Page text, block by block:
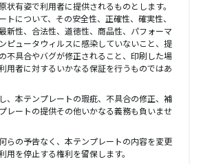
状有姿で利用者に提供されるものとします。
トについて、その安全性、正確性、確実性、
新性、合法性、道徳性、商品性、パフォーマ
ピュータウィルスに感染していないこと、提
不具合やバグが修正されること、印刷した場
用者に対するいかなる保証を行うものではあ
、本テンプレートの瑕疵、不具合の修正、補
レートの提供その他いかなる義務も負いませ
らの予告なく、本テンプレートの内容を変更
用を停止する権利を留保します。